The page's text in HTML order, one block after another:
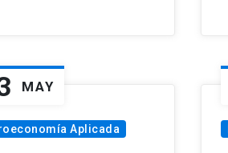
MAY
Aplicada